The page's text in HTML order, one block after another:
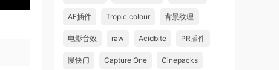
AE插件 Tropic colour 背景纹理
电影音效 raw Acidbite PR插件
慢快门 Capture One Cinepacks